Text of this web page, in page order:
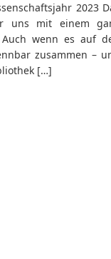
2023
uns mit einem
wenn es auf
zusammen –
[…]